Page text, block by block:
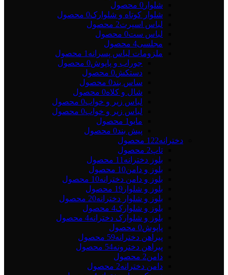
شلوار 0 محصول
شلوار کوتاه و شلوارک0 محصول
لباس اسپرت2 محصول
لباس ست0 محصول
مجلسی4 محصول
ملزومات لباس پسرانه 1 محصول
جوراب و پاپوش0 محصول
دستکش0 محصول
ساس بند0 محصول
شال و کلاه0 محصول
لباس زیر و خواب0 محصول
لباس زیر و خواب0 محصول
مایو 1 محصول
پیش بند0 محصول
دخترانه122 محصول
تاپ2 محصول
بلوز دخترانه 11 محصول
بلوز و دامن10 محصول
بلوز و دامن دخترانه10 محصول
بلوز و شلوار 19 محصول
بلوز و شلوار دخترانه20 محصول
بلوز و شلوارک4 محصول
بلوز و شلوارک دخترانه4 محصول
پاپوش0 محصول
پیراهن دخترانه59 محصول
پیراهن دخترونه54 محصول
دامن2 محصول
دامن دخترانه2 محصول